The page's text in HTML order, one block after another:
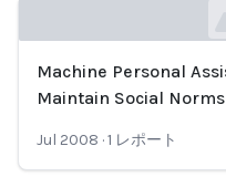
Loading...
Machine Personal
Maintain Social Norms
Jul 2008 ·1 レポート